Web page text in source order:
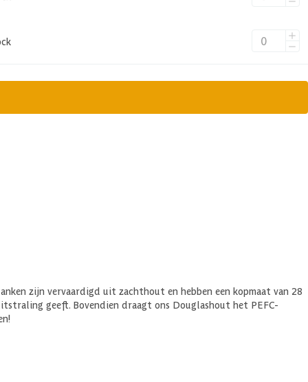
zijn vervaardigd uit zachthout en hebben een kopmaat van 28
geeft. Bovendien draagt ons Douglashout het PEFC-